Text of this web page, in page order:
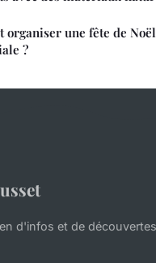
organiser une fête de
?
d'infos et de